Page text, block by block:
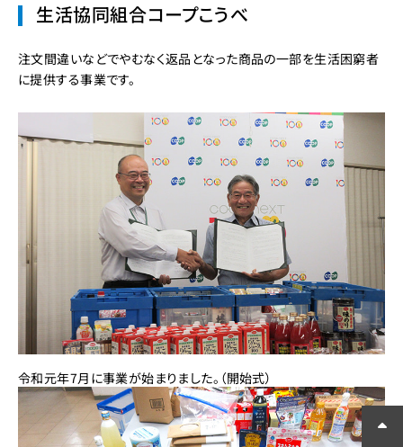
生活協同組合コープこうべ
注文間違いなどでやむなく返品となった商品の一部を生活困窮者
に提供する事業です。
令和元年7月に事業が始まりました。（開始式）